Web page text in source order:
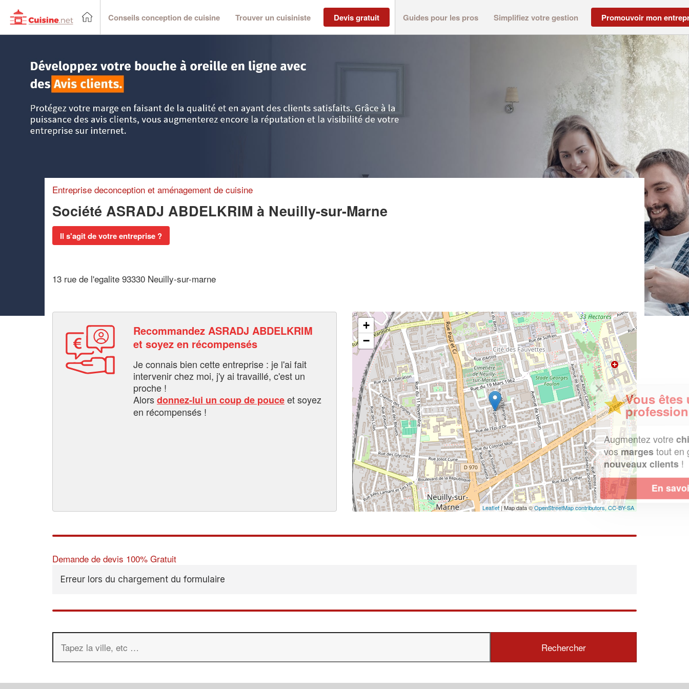
Conseils conception de cuisine Trouver un cuisiniste Devis gratuit Guides pour les pros Simplifiez votre gestion Promouvoir mon
Entreprise deconception et aménagement de cuisine
Société ASRADJ ABDELKRIM à Neuilly-sur-Marne
Il s'agit de votre entreprise ?
13 rue de l'egalite 93330 Neuilly-sur-marne
Recommandez ASRADJ ABDELKRIM
et soyez en récompensés
Je connais bien cette entreprise : je l'ai fait
intervenir chez moi, j'y ai travaillé, c'est un
proche !
Alorsdonnez-lui un coup de pouceet soyez
en récompensés !
+
−
Leaflet| Map data ©OpenStreetMap contributors, CC-BY-SA
Demande de devis 100% Gratuit
Erreur lors du chargement du formulaire
✕
Vous êtes un
professionnel ?
Augmentez votrechiffre d'affaireset
vosmargestout en gagnant de
nouveaux clients!
En savoir plus